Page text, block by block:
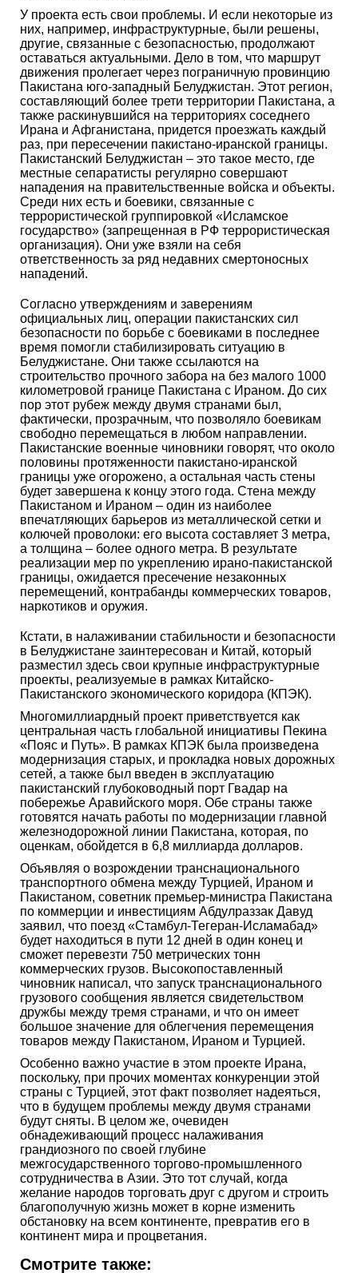
У проекта есть свои проблемы. И если некоторые из
них, например, инфраструктурные, были решены,
другие, связанные с безопасностью, продолжают
оставаться актуальными. Дело в том, что маршрут
движения пролегает через пограничную провинцию
Пакистана юго-западный Белуджистан. Этот регион,
составляющий более трети территории Пакистана, а
также раскинувшийся на территориях соседнего
Ирана и Афганистана, придется проезжать каждый
раз, при пересечении пакистано-иранской границы.
Пакистанский Белуджистан – это такое место, где
местные сепаратисты регулярно совершают
нападения на правительственные войска и объекты.
Среди них есть и боевики, связанные с
террористической группировкой «Исламское
государство» (запрещенная в РФ террористическая
организация). Они уже взяли на себя
ответственность за ряд недавних смертоносных
нападений.
Согласно утверждениям и заверениям
официальных лиц, операции пакистанских сил
безопасности по борьбе с боевиками в последнее
время помогли стабилизировать ситуацию в
Белуджистане. Они также ссылаются на
строительство прочного забора на без малого 1000
километровой границе Пакистана с Ираном. До сих
пор этот рубеж между двумя странами был,
фактически, прозрачным, что позволяло боевикам
свободно перемещаться в любом направлении.
Пакистанские военные чиновники говорят, что около
половины протяженности пакистано-иранской
границы уже огорожено, а остальная часть стены
будет завершена к концу этого года. Стена между
Пакистаном и Ираном – один из наиболее
впечатляющих барьеров из металлической сетки и
колючей проволоки: его высота составляет 3 метра,
а толщина – более одного метра. В результате
реализации мер по укреплению ирано-пакистанской
границы, ожидается пресечение незаконных
перемещений, контрабанды коммерческих товаров,
наркотиков и оружия.
Кстати, в налаживании стабильности и безопасности
в Белуджистане заинтересован и Китай, который
разместил здесь свои крупные инфраструктурные
проекты, реализуемые в рамках Китайско-
Пакистанского экономического коридора (КПЭК).
Многомиллиардный проект приветствуется как
центральная часть глобальной инициативы Пекина
«Пояс и Путь». В рамках КПЭК была произведена
модернизация старых, и прокладка новых дорожных
сетей, а также был введен в эксплуатацию
пакистанский глубоководный порт Гвадар на
побережье Аравийского моря. Обе страны также
готовятся начать работы по модернизации главной
железнодорожной линии Пакистана, которая, по
оценкам, обойдется в 6,8 миллиарда долларов.
Объявляя о возрождении транснационального
транспортного обмена между Турцией, Ираном и
Пакистаном, советник премьер-министра Пакистана
по коммерции и инвестициям Абдулраззак Давуд
заявил, что поезд «Стамбул-Тегеран-Исламабад»
будет находиться в пути 12 дней в один конец и
сможет перевезти 750 метрических тонн
коммерческих грузов. Высокопоставленный
чиновник написал, что запуск транснационального
грузового сообщения является свидетельством
дружбы между тремя странами, и что он имеет
большое значение для облегчения перемещения
товаров между Пакистаном, Ираном и Турцией.
Особенно важно участие в этом проекте Ирана,
поскольку, при прочих моментах конкуренции этой
страны с Турцией, этот факт позволяет надеяться,
что в будущем проблемы между двумя странами
будут сняты. В целом же, очевиден
обнадеживающий процесс налаживания
грандиозного по своей глубине
межгосударственного торгово-промышленного
сотрудничества в Азии. Это тот случай, когда
желание народов торговать друг с другом и строить
благополучную жизнь может в корне изменить
обстановку на всем континенте, превратив его в
континент мира и процветания.
Смотрите также: